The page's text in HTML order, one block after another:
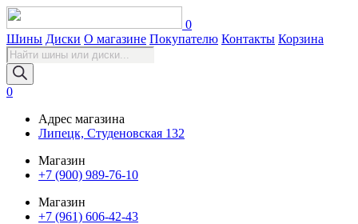
0
Шины Диски О магазине Покупателю Контакты Корзина
Поиск
товаров
0
Адрес магазина
Липецк, Студеновская 132
Магазин
+7 (900) 989-76-10
Магазин
+7 (961) 606-42-43